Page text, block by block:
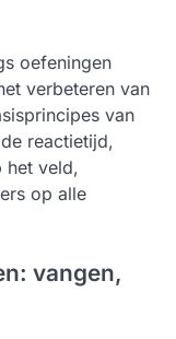
oefeningen
verbeteren van
van
reactietijd,
het veld,
op alle
vangen,